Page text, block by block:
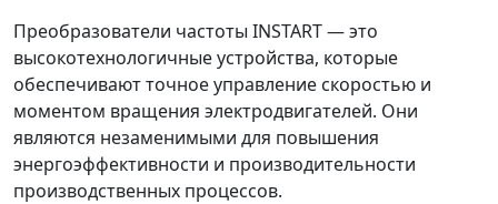
Преобразователи частоты INSTART — это
высокотехнологичные устройства, которые
обеспечивают точное управление скоростью и
моментом вращения электродвигателей. Они
являются незаменимыми для повышения
энергоэффективности и производительности
производственных процессов.